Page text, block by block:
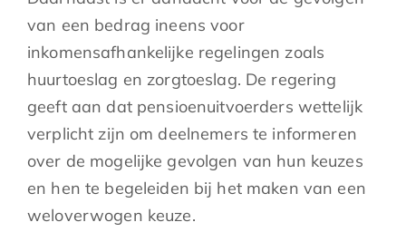
van een bedrag ineens voor
inkomensafhankelijke regelingen zoals
huurtoeslag en zorgtoeslag. De regering
geeft aan dat pensioenuitvoerders wettelijk
verplicht zijn om deelnemers te informeren
over de mogelijke gevolgen van hun keuzes
en hen te begeleiden bij het maken van een
weloverwogen keuze.